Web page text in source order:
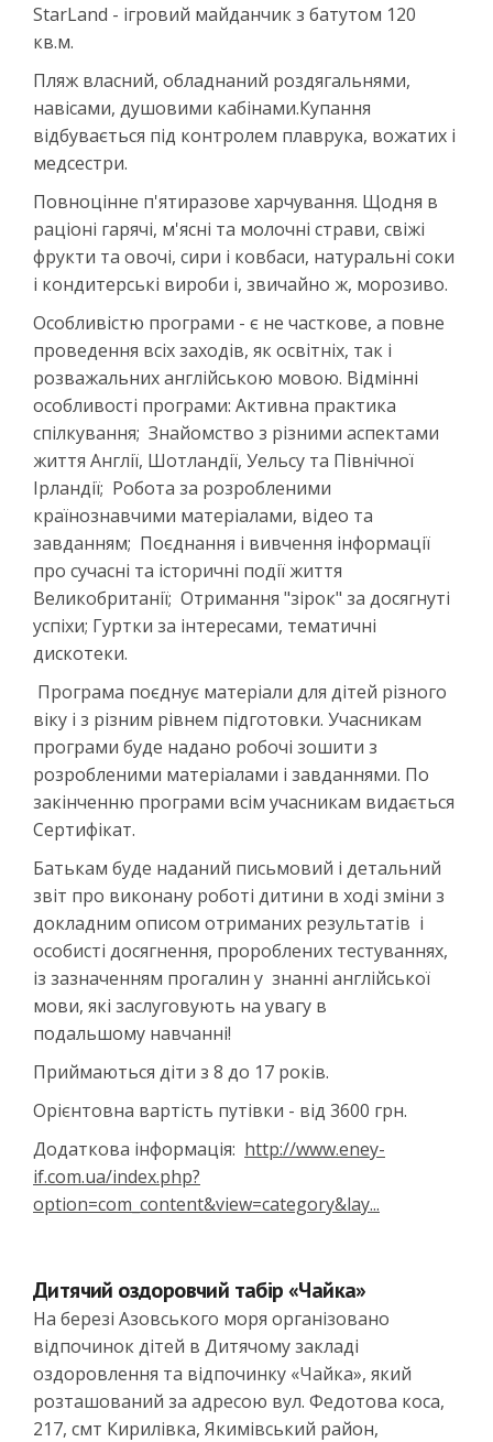
StarLand - ігровий майданчик з батутом 120
кв.м.
Пляж власний, обладнаний роздягальнями,
навісами, душовими кабінами.Купання
відбувається під контролем плаврука, вожатих і
медсестри.
Повноцінне п'ятиразове харчування. Щодня в
раціоні гарячі, м'ясні та молочні страви, свіжі
фрукти та овочі, сири і ковбаси, натуральні соки
і кондитерські вироби і, звичайно ж, морозиво.
Особливістю програми - є не часткове, а повне
проведення всіх заходів, як освітніх, так і
розважальних англійською мовою. Відмінні
особливості програми: Активна практика
спілкування; Знайомство з різними аспектами
життя Англії, Шотландії, Уельсу та Північної
Ірландії; Робота за розробленими
країнознавчими матеріалами, відео та
завданням; Поєднання і вивчення інформації
про сучасні та історичні події життя
Великобританії; Отримання "зірок" за досягнуті
успіхи; Гуртки за інтересами, тематичні
дискотеки.
Програма поєднує матеріали для дітей різного
віку і з різним рівнем підготовки. Учасникам
програми буде надано робочі зошити з
розробленими матеріалами і завданнями. По
закінченню програми всім учасникам видається
Сертифікат.
Батькам буде наданий письмовий і детальний
звіт про виконану роботі дитини в ході зміни з
докладним описом отриманих результатів і
особисті досягнення, пророблених тестуваннях,
із зазначенням прогалин у знанні англійської
мови, які заслуговують на увагу в
подальшому навчанні!
Приймаються діти з 8 до 17 років.
Орієнтовна вартість путівки - від 3600 грн.
Додаткова інформація: http://www.eney-
if.com.ua/index.php?
option=com_content&view=category&lay...
Дитячий оздоровчий табір «Чайка»
На березі Азовського моря організовано
відпочинок дітей в Дитячому закладі
оздоровлення та відпочинку «Чайка», який
розташований за адресою вул. Федотова коса,
217, смт Кирилівка, Якимівський район,